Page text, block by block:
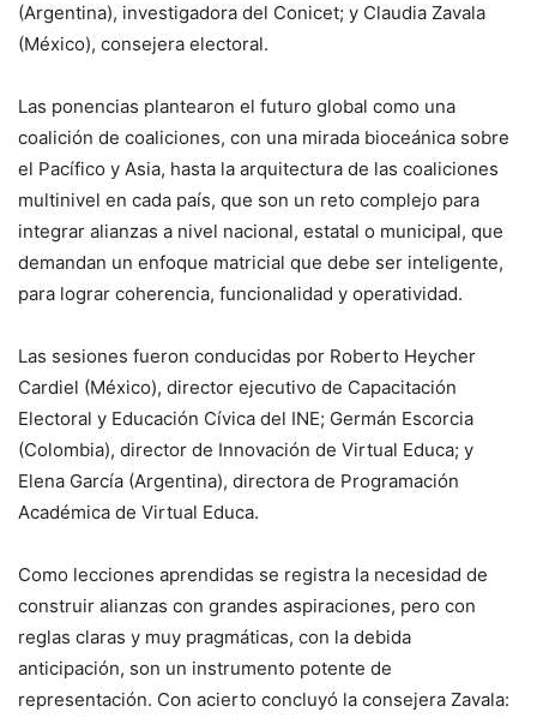
(Argentina), investigadora del Conicet; y Claudia Zavala
(México), consejera electoral.
Las ponencias plantearon el futuro global como una
coalición de coaliciones, con una mirada bioceánica sobre
el Pacífico y Asia, hasta la arquitectura de las coaliciones
multinivel en cada país, que son un reto complejo para
integrar alianzas a nivel nacional, estatal o municipal, que
demandan un enfoque matricial que debe ser inteligente,
para lograr coherencia, funcionalidad y operatividad.
Las sesiones fueron conducidas por Roberto Heycher
Cardiel (México), director ejecutivo de Capacitación
Electoral y Educación Cívica del INE; Germán Escorcia
(Colombia), director de Innovación de Virtual Educa; y
Elena García (Argentina), directora de Programación
Académica de Virtual Educa.
Como lecciones aprendidas se registra la necesidad de
construir alianzas con grandes aspiraciones, pero con
reglas claras y muy pragmáticas, con la debida
anticipación, son un instrumento potente de
representación. Con acierto concluyó la consejera Zavala: